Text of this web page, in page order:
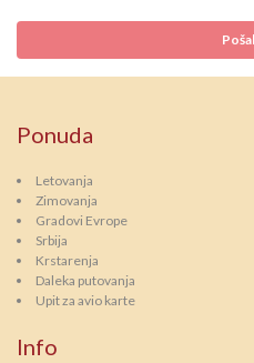
Ponuda
Letovanja
Zimovanja
Gradovi Evrope
Srbija
Krstarenja
Daleka putovanja
Upit za avio karte
Info